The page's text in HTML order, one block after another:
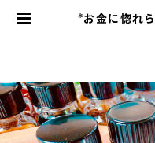
*お金に惚れ